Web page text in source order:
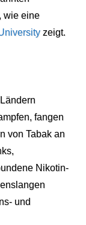
wie eine
zeigt.
fangen
von Tabak an
Nikotin-
und